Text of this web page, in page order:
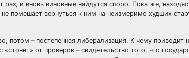
раз, и вновь виновные найдутся споро. Пока же,
помешает вернуться к ним на неизмеримо худших
потом – постепенная либерализация. К чему приводит
от проверок – свидетельство того, что